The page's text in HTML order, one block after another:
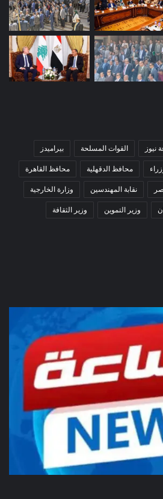
نيوز القوات المسلحة
بيراميدز
محافظ الدقهلية
محافظ القاهرة
نقابة المهندسين
وزارة الخارجية
وزير التموين
وزير الثقافة